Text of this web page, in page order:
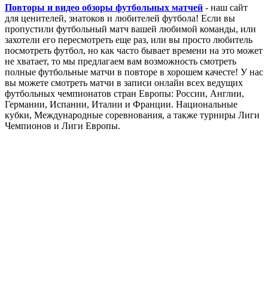
Повторы и видео обзоры футбольных матчей - наш сайт
для ценителей, знатоков и любителей футбола! Если вы
пропустили футбольный матч вашей любимой команды, или
захотели его пересмотреть еще раз, или вы просто любитель
посмотреть футбол, но как часто бывает времени на это может
не хватает, то мы предлагаем вам возможность смотреть
полные футбольные матчи в повторе в хорошем качесте! У нас
вы можете смотреть матчи в записи онлайн всех ведущих
футбольных чемпионатов стран Европы: России, Англии,
Германии, Испании, Италии и Франции. Национальные
кубки, Международные соревнования, а также турниры Лиги
Чемпионов и Лиги Европы.